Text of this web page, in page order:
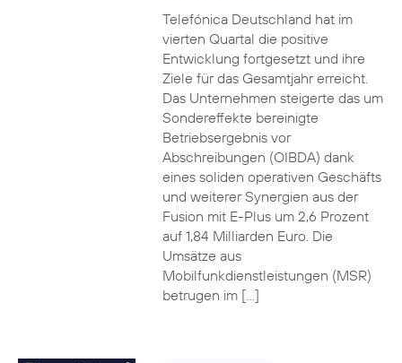
Telefónica Deutschland hat im
vierten Quartal die positive
Entwicklung fortgesetzt und ihre
Ziele für das Gesamtjahr erreicht.
Das Unternehmen steigerte das um
Sondereffekte bereinigte
Betriebsergebnis vor
Abschreibungen (OIBDA) dank
eines soliden operativen Geschäfts
und weiterer Synergien aus der
Fusion mit E-Plus um 2,6 Prozent
auf 1,84 Milliarden Euro. Die
Umsätze aus
Mobilfunkdienstleistungen (MSR)
betrugen im […]